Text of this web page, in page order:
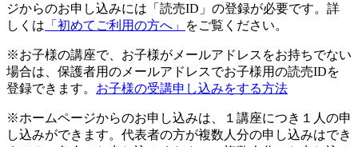
ジからのお申し込みには「読売ID」の登録が必要です。詳
しくは 「初めてご利用の方へ」 をご覧ください。
※お子様の講座で、お子様がメールアドレスをお持ちでない
場合は、保護者用のメールアドレスでお子様用の読売IDを
登録できます。 お子様の受講申し込みをする方法
※ホームページからのお申し込みは、１講座につき１人の申
し込みができます。代表者の方が複数人分の申し込みはでき